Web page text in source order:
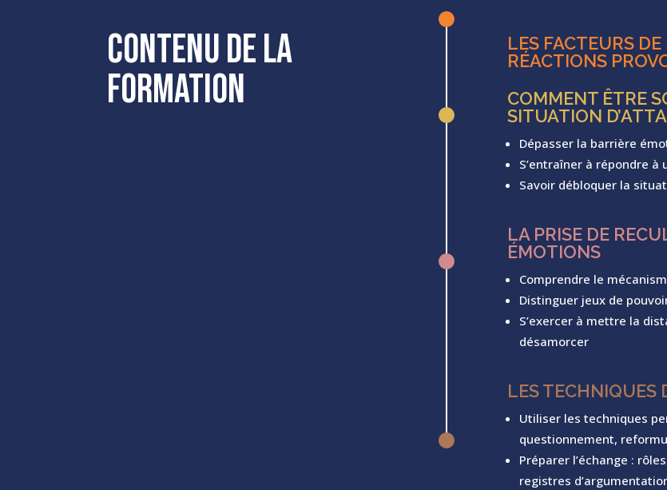
Contenu de la
formation
^
LES FACTEURS
RÉACTIONS
^
COMMENT ÊTRE
SITUATION
Dépasser la barrière
S’entraîner à répondre
Savoir débloquer la
^
LA PRISE DE
ÉMOTIONS
Comprendre le
Distinguer jeux de
S’exercer à mettre la
désamorcer
^
LES TECHNIQUES
Utiliser les techniques
questionnement,
Préparer l’échange :
registres